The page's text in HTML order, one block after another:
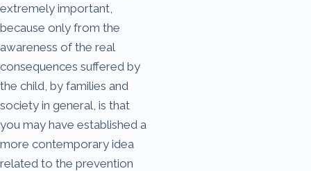
extremely important,
because only from the
awareness of the real
consequences suffered by
the child, by families and
society in general, is that
you may have established a
more contemporary idea
related to the prevention